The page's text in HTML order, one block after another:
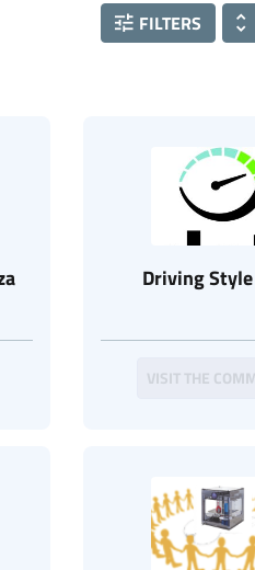
FILTERS
Driving
VISIT THE